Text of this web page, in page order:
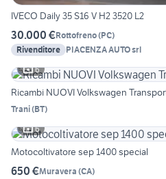
IVECO Daily 35 S16 V H2 3520 L2
30.000 €Rottofreno(PC)
Rivenditore PIACENZA AUTO srl
6
Ricambi NUOVI Volkswagen
Trani(BT)
6
Motocoltivatore sep 1400 special
650 €Muravera (CA)